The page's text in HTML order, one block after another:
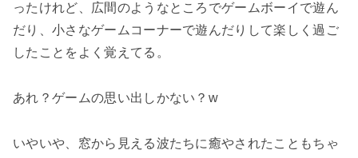
ったけれど、広間のようなところでゲームボーイで遊ん
だり、小さなゲームコーナーで遊んだりして楽しく過ご
したことをよく覚えてる。
あれ？ゲームの思い出しかない？w
いやいや、窓から見える波たちに癒やされたこともちゃ